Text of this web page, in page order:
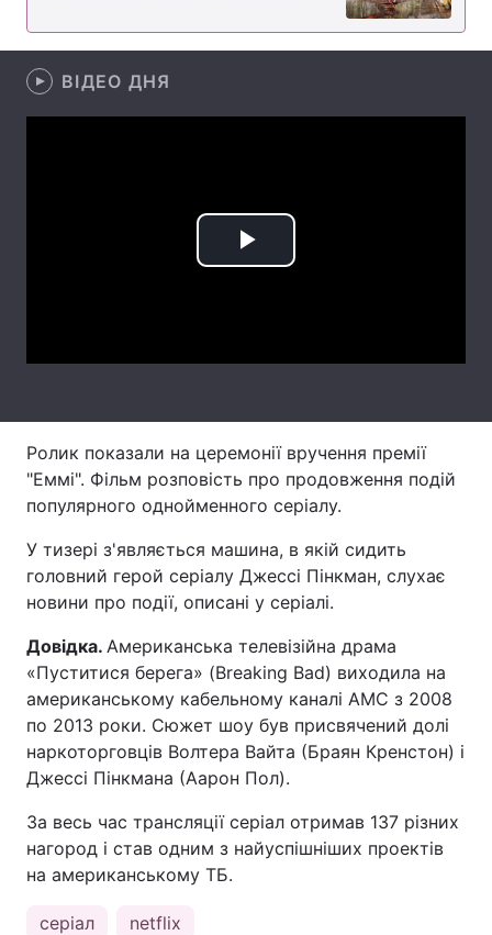
Інтерв'ю
Архів Вакансії
Тема оформлення
ВІДЕО ДНЯ
Play
Ролик показали на церемонії вручення премії
"Еммі". Фільм розповість про продовження подій
популярного однойменного серіалу.
У тизері з'являється машина, в якій сидить
головний герой серіалу Джессі Пінкман, слухає
новини про події, описані у серіалі.
Довідка. Американська телевізійна драма
«Пуститися берега» (Breaking Bad) виходила на
американському кабельному каналі AMC з 2008
по 2013 роки. Сюжет шоу був присвячений долі
наркоторговців Волтера Вайта (Браян Кренстон) і
Джессі Пінкмана (Аарон Пол).
За весь час трансляції серіал отримав 137 різних
нагород і став одним з найуспішніших проектів
на американському ТБ.
серіал netflix